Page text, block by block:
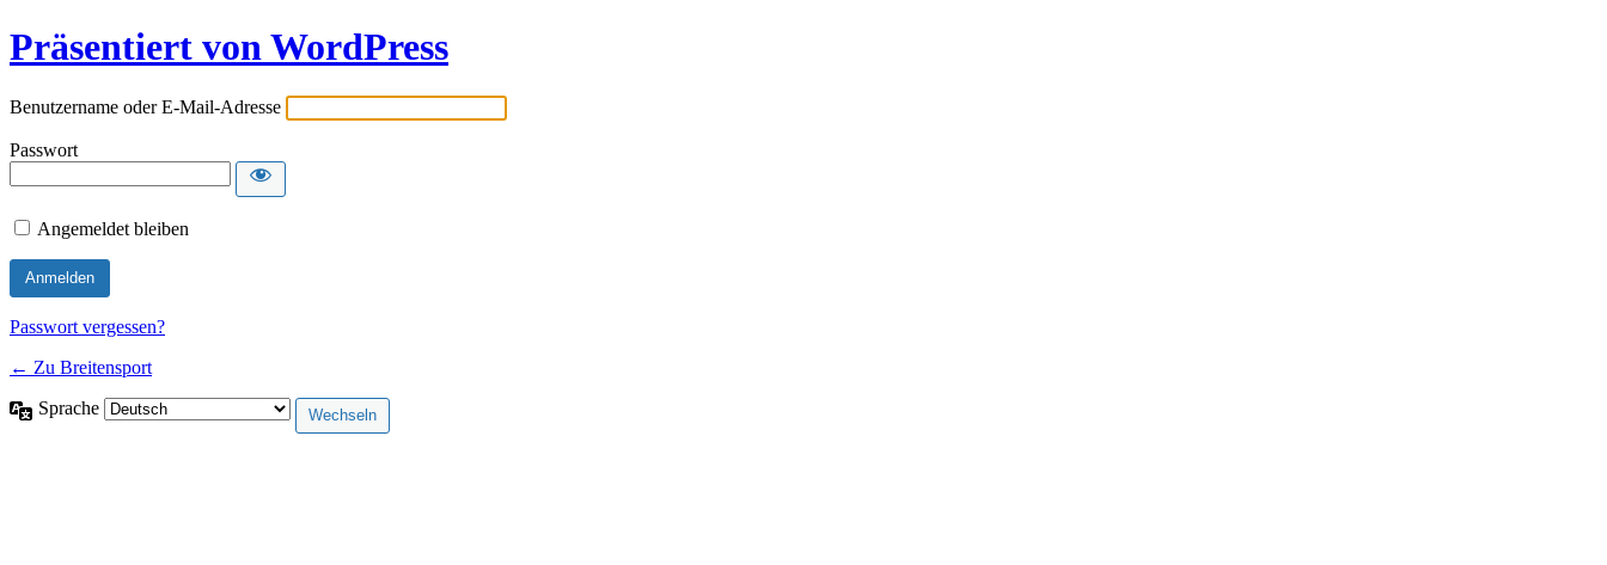
Präsentiert von WordPress
Benutzername oder E-Mail-Adresse
Passwort
Angemeldet bleiben
Passwort vergessen?
← Zu Breitensport
Sprache